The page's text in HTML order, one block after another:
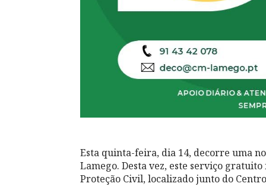
Esta quinta-feira, dia 14, decorre uma
Lamego. Desta vez, este serviço
Proteção Civil, localizado junto do